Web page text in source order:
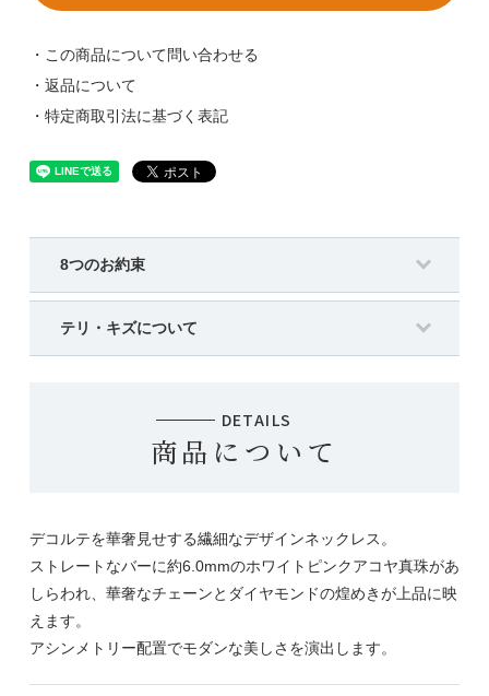
・この商品について問い合わせる
・返品について
・特定商取引法に基づく表記
8つのお約束
テリ・キズについて
DETAILS
商品について
デコルテを華奢見せする繊細なデザインネックレス。
ストレートなバーに約6.0mmのホワイトピンクアコヤ真珠があ
しらわれ、華奢なチェーンとダイヤモンドの煌めきが上品に映
えます。
アシンメトリー配置でモダンな美しさを演出します。